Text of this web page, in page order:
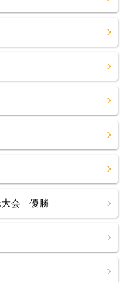
大会 優勝